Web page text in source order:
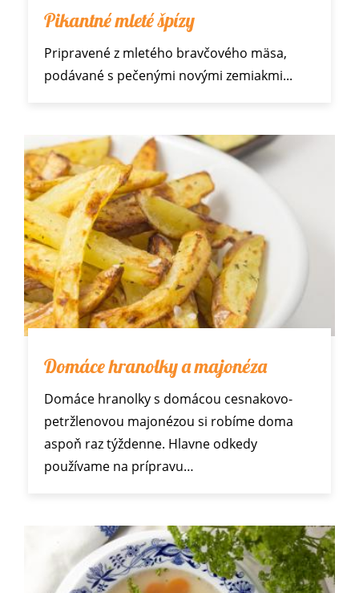
Pikantné mleté špízy
Pripravené z mletého bravčového mäsa,
podávané s pečenými novými zemiakmi...
Domáce hranolky a majonéza
Domáce hranolky s domácou cesnakovo-
petržlenovou majonézou si robíme doma
aspoň raz týždenne. Hlavne odkedy
používame na prípravu…